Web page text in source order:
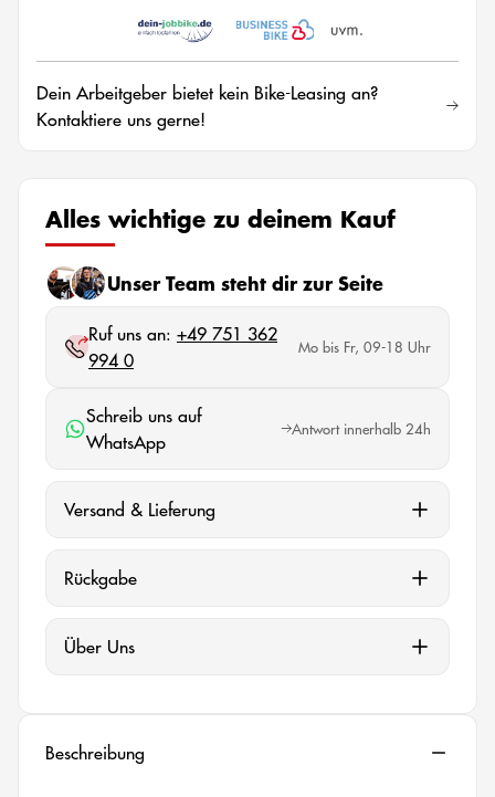
Dein Arbeitgeber bietet kein Bike-Leasing an?
Kontaktiere uns gerne!
Alles wichtige zu deinem Kauf
Unser Team steht dir zur Seite
Ruf uns an: +49 751 362
994 0
Mo bis Fr, 09-18 Uhr
Schreib uns auf
WhatsApp
Antwort innerhalb 24h
Versand & Lieferung
Rückgabe
Über Uns
Beschreibung